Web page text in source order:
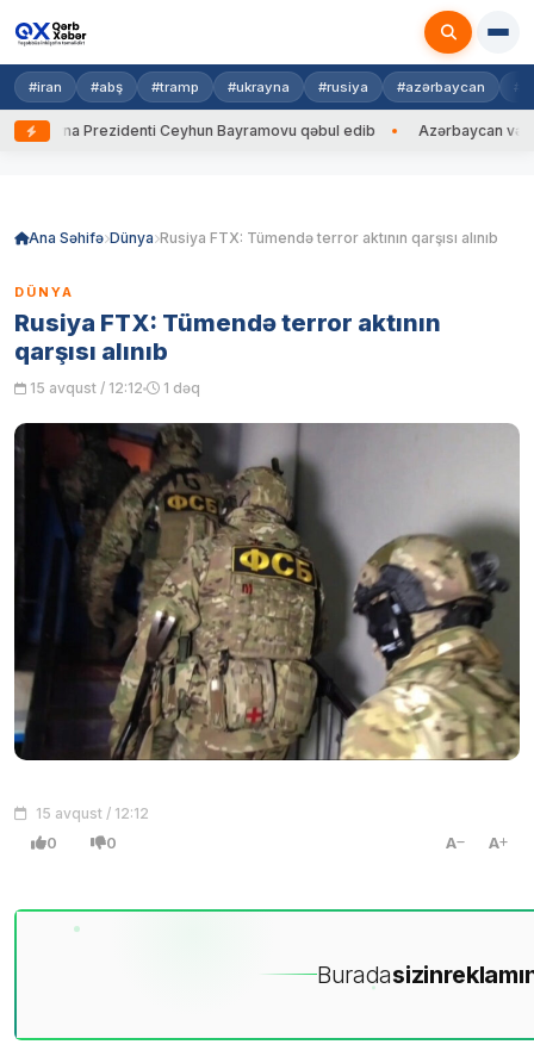
#iran #abş #tramp #ukrayna #rusiya #azərbaycan
Prezidenti Ceyhun Bayramovu qəbul edib Azərbaycan və
Ana Səhifə Dünya Rusiya FTX: Tümendə terror aktının qarşısı alınıb
DÜNYA
Rusiya FTX: Tümendə terror aktının
qarşısı alınıb
15 avqust / 12:12 1 dəq
15 avqust / 12:12
0 0 A A
Buradasizin